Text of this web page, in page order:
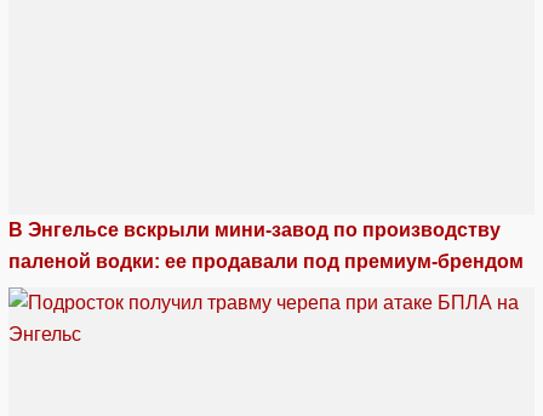
В Энгельсе вскрыли мини-завод по производству
паленой водки: ее продавали под премиум-брендом